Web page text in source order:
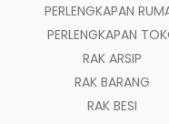
PERLENGKAPAN
PERLENGKAPAN
RAK ARSIP
RAK BARANG
RAK BESI